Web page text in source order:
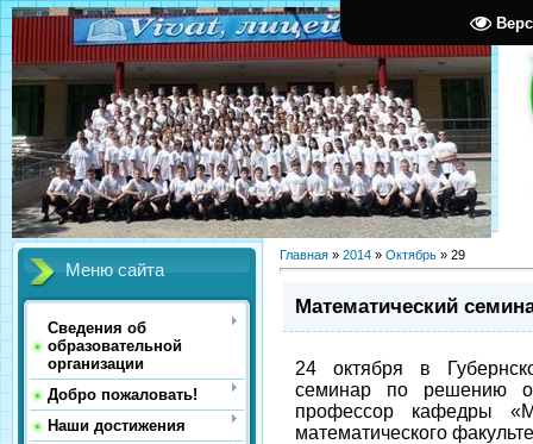
Меню сайта
Сведения об
образовательной
организации
Добро пожаловать!
Наши достижения
Главная » 2014 » Октябрь » 29
Математический
24 октября в
семинар по решению
профессор кафедры
математического